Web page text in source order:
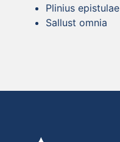
Plinius epistulae
Sallust omnia